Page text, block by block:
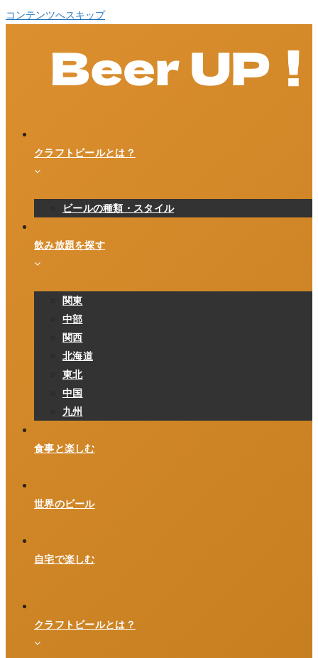
コンテンツへスキップ
クラフトビールとは？
ビールの種類・スタイル
飲み放題を探す
関東
中部
関西
北海道
東北
中国
九州
食事と楽しむ
世界のビール
自宅で楽しむ
クラフトビールとは？